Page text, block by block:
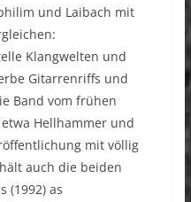
und Laibach mit
Klangwelten und
Gitarrenriffs und
Band vom frühen
Hellhammer und
mit völlig
auch die beiden
(1992) as